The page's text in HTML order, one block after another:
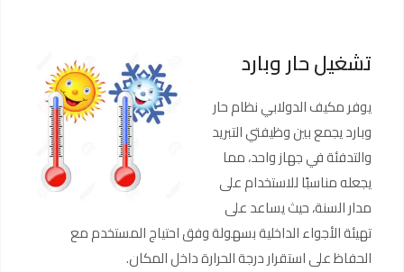
تشغيل حار وبارد
يوفر مكيف الدولابي نظام حار
وبارد يجمع بين وظيفتي التبريد
والتدفئة في جهاز واحد، مما
يجعله مناسبًا للاستخدام على
مدار السنة، حيث يساعد على
تهيئة الأجواء الداخلية بسهولة وفق احتياج المستخدم مع
الحفاظ على استقرار درجة الحرارة داخل المكان.